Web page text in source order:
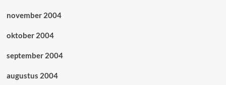
november 2004
oktober 2004
september 2004
augustus 2004